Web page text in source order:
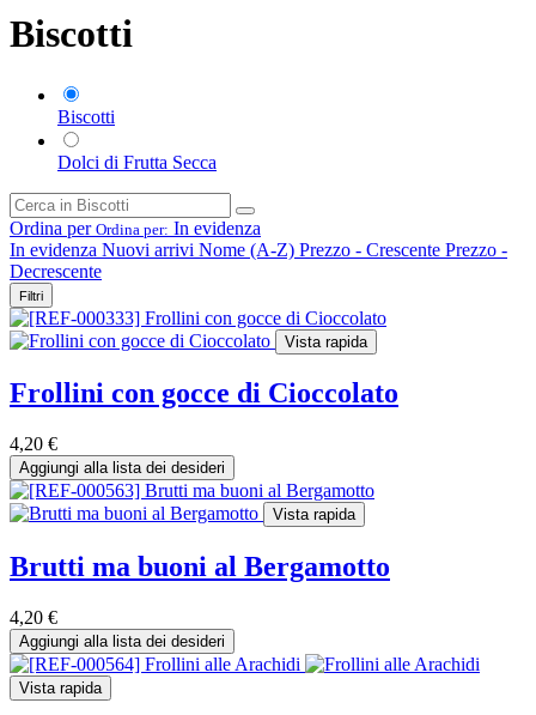
Biscotti
Biscotti
Dolci di Frutta Secca
Ordina per Ordina per: In evidenza
In evidenza Nuovi arrivi Nome (A-Z) Prezzo - Crescente Prezzo -
Decrescente
Filtri
Vista rapida
Frollini con gocce di Cioccolato
4,20 €
Aggiungi alla lista dei desideri
Vista rapida
Brutti ma buoni al Bergamotto
4,20 €
Aggiungi alla lista dei desideri
Vista rapida